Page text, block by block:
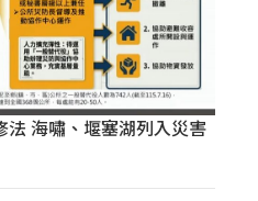
法 海嘯、堰塞湖列入災害